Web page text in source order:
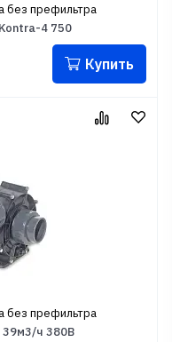
без префильтра
4 750
Купить
без префильтра
39м3/ч 380В